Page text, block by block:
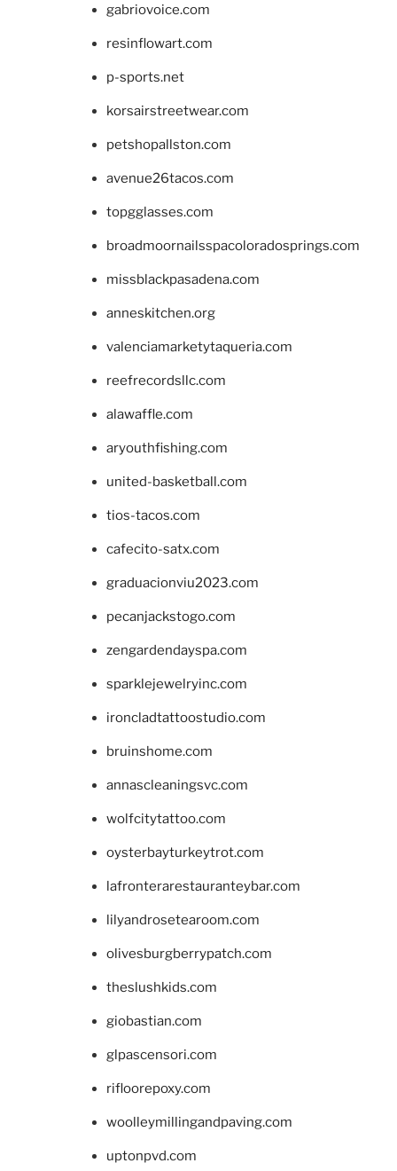
gabriovoice.com
resinflowart.com
p-sports.net
korsairstreetwear.com
petshopallston.com
avenue26tacos.com
topgglasses.com
broadmoornailsspacoloradosprings.com
missblackpasadena.com
anneskitchen.org
valenciamarketytaqueria.com
reefrecordsllc.com
alawaffle.com
aryouthfishing.com
united-basketball.com
tios-tacos.com
cafecito-satx.com
graduacionviu2023.com
pecanjackstogo.com
zengardendayspa.com
sparklejewelryinc.com
ironcladtattoostudio.com
bruinshome.com
annascleaningsvc.com
wolfcitytattoo.com
oysterbayturkeytrot.com
lafronterarestauranteybar.com
lilyandrosetearoom.com
olivesburgberrypatch.com
theslushkids.com
giobastian.com
glpascensori.com
rifloorepoxy.com
woolleymillingandpaving.com
uptonpvd.com